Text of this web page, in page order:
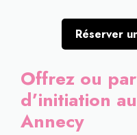
Réserver
Offrez ou
d’initiation
Annecy